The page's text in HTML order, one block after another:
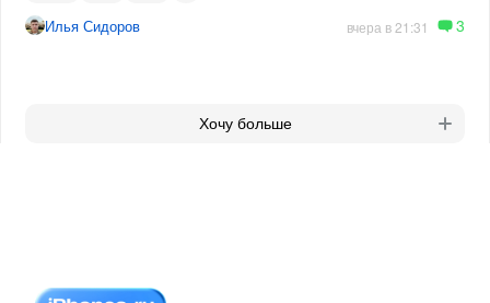
Илья Сидоров вчера в 21:31 3
Хочу больше